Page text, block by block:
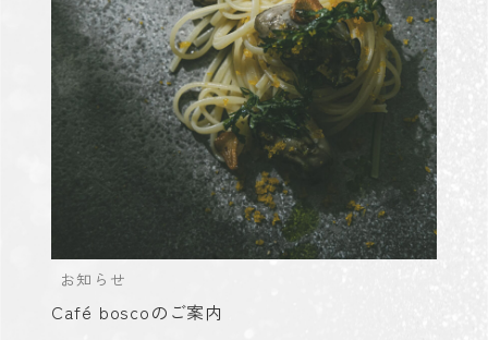
お知らせ
Café boscoのご案内